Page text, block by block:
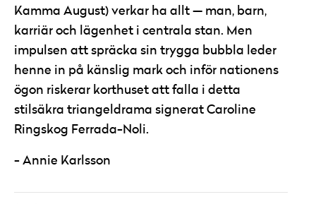
Kamma August) verkar ha allt — man, barn,
karriär och lägenhet i centrala stan. Men
impulsen att spräcka sin trygga bubbla leder
henne in på känslig mark och inför nationens
ögon riskerar korthuset att falla i detta
stilsäkra triangeldrama signerat Caroline
Ringskog Ferrada-Noli.
Annie Karlsson